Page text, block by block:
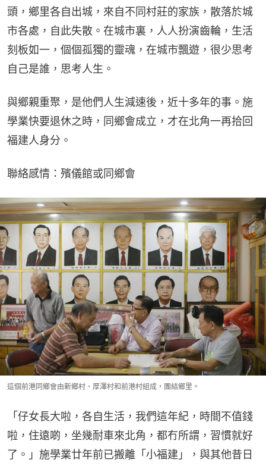
頭，鄉里各自出城，來自不同村莊的家族，散落於城
市各處，自此失散。在城市裏，人人扮演齒輪，生活
刻板如一，個個孤獨的靈魂，在城市飄遊，很少思考
自己是誰，思考人生。
與鄉親重聚，是他們人生減速後，近十多年的事。施
學業快要退休之時，同鄉會成立，才在北角一再拾回
福建人身分。
聯絡感情：殯儀館或同鄉會
這個前港同鄉會由新鄉村、厚澤村和前港村組成，團結鄉里。
「仔女長大啦，各自生活，我們這年紀，時間不值錢
啦，住遠啲，坐幾耐車來北角，都冇所謂，習慣就好
了。」施學業廿年前已搬離「小福建」，與其他昔日